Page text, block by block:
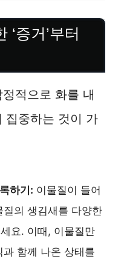
‘증거’부터
적으로 화를 내
집중하는 것이 가
하기: 이물질이 들어
의 생김새를 다양한
요. 이때, 이물질만
함께 나온 상태를